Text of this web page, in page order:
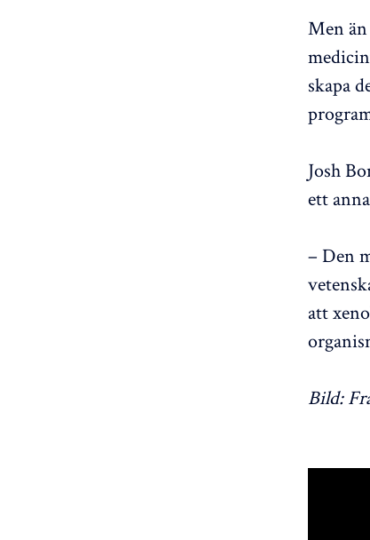
Men
skapa
Josh
ett
– Den
att
Bild: